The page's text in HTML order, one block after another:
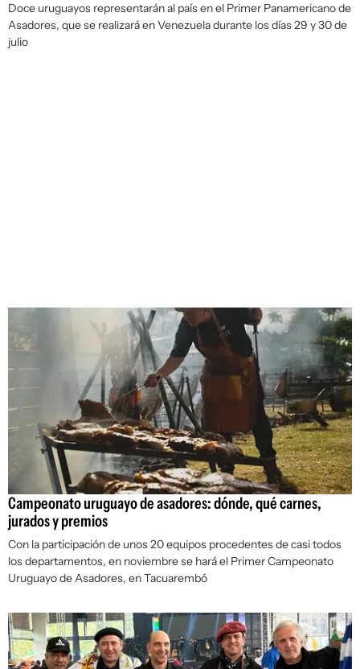
Doce uruguayos representarán al país en el Primer Panamericano de
Asadores, que se realizará en Venezuela durante los días 29 y 30 de
julio
Campeonato uruguayo de asadores: dónde, qué carnes,
jurados y premios
Con la participación de unos 20 equipos procedentes de casi todos
los departamentos, en noviembre se hará el Primer Campeonato
Uruguayo de Asadores, en Tacuarembó